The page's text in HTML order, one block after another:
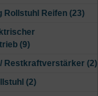
Rollstuhl Reifen (23)
(9)
/ Restkraftverstärker (2)
(2)